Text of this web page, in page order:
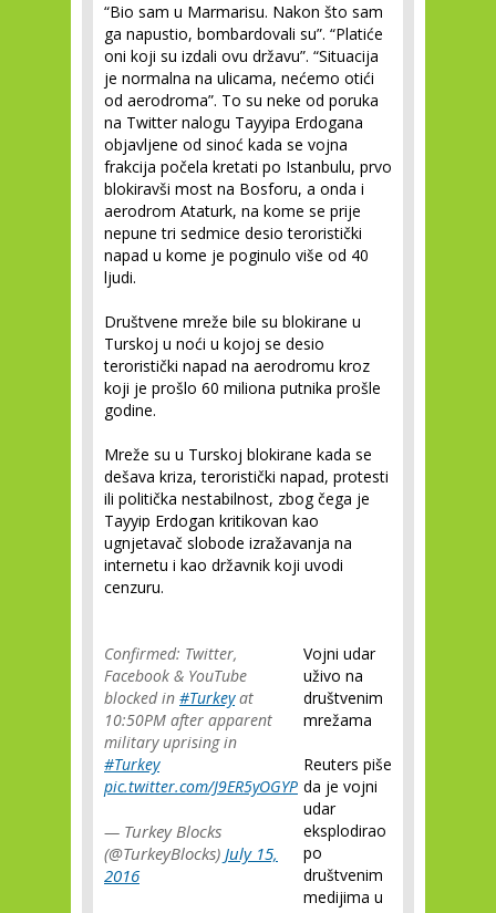
“Bio sam u Marmarisu. Nakon što sam
ga napustio, bombardovali su”. “Platiće
oni koji su izdali ovu državu”. “Situacija
je normalna na ulicama, nećemo otići
od aerodroma”. To su neke od poruka
na Twitter nalogu Tayyipa Erdogana
objavljene od sinoć kada se vojna
frakcija počela kretati po Istanbulu, prvo
blokiravši most na Bosforu, a onda i
aerodrom Ataturk, na kome se prije
nepune tri sedmice desio teroristički
napad u kome je poginulo više od 40
ljudi.
Društvene mreže bile su blokirane u
Turskoj u noći u kojoj se desio
teroristički napad na aerodromu kroz
koji je prošlo 60 miliona putnika prošle
godine.
Mreže su u Turskoj blokirane kada se
dešava kriza, teroristički napad, protesti
ili politička nestabilnost, zbog čega je
Tayyip Erdogan kritikovan kao
ugnjetavač slobode izražavanja na
internetu i kao državnik koji uvodi
cenzuru.
Confirmed: Twitter,
Facebook & YouTube
blocked in #Turkeyat
10:50PM after apparent
military uprising in
#Turkey
pic.twitter.com/J9ER5yOGYP
— Turkey Blocks
(@TurkeyBlocks) July 15,
2016
Vojni udar
uživo na
društvenim
mrežama
Reuters piše
da je vojni
udar
eksplodirao
po
društvenim
medijima u